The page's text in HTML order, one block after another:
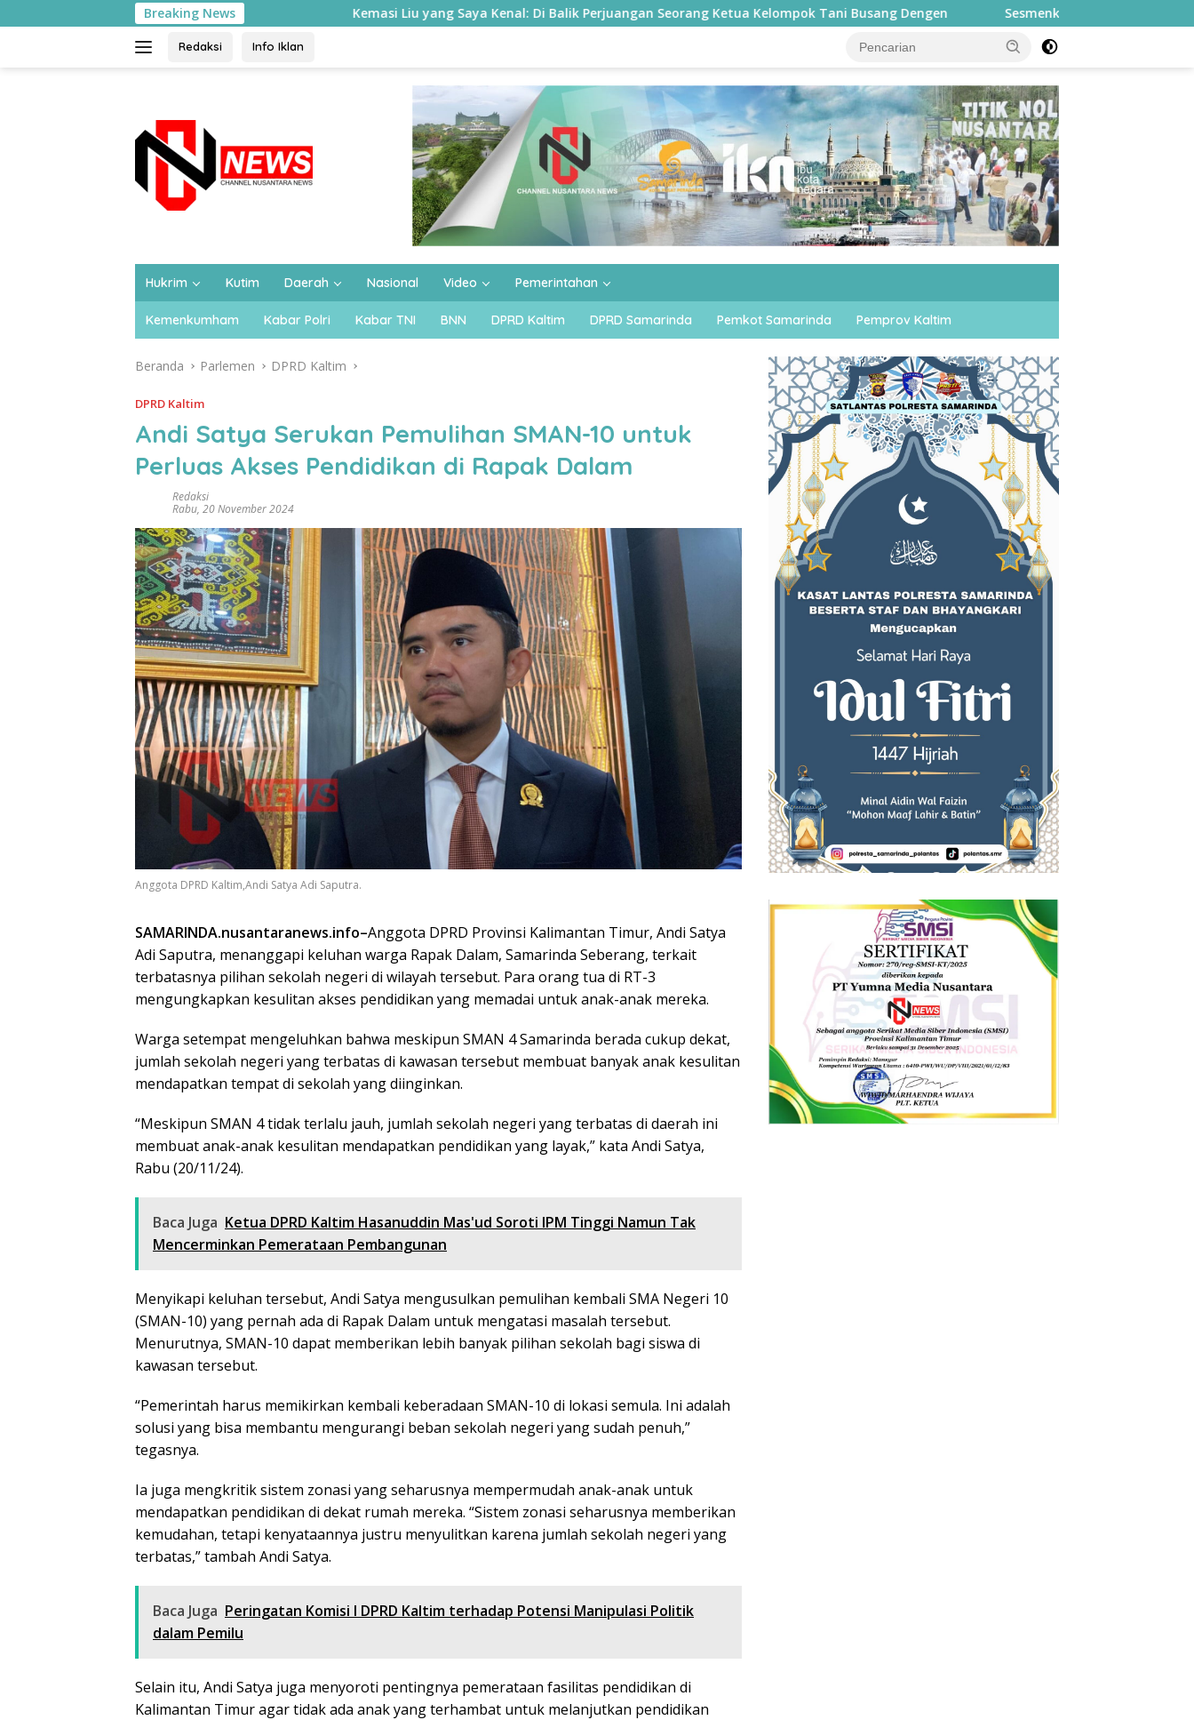
ke
Breaking NewsKemasi Liu yang Saya Kenal: Di Balik Perjuangan Seorang Ketua Kelompok Tani Busang Dengen Sesmenko Kumham Imipas Buka Porseni WBP di
Redaksi Info Iklan
Hukrim Kutim Daerah Nasional Video Pemerintahan
Kemenkumham Kabar Polri Kabar TNI BNN DPRD Kaltim DPRD Samarinda Pemkot Samarinda Pemprov Kaltim
Beranda Parlemen DPRD Kaltim
DPRD Kaltim
Andi Satya Serukan Pemulihan SMAN-10 untuk
Perluas Akses Pendidikan di Rapak Dalam
Redaksi
Rabu, 20 November 2024
Anggota DPRD Kaltim,Andi Satya Adi Saputra.
SAMARINDA.nusantaranews.info–Anggota DPRD Provinsi Kalimantan Timur, Andi Satya
Adi Saputra, menanggapi keluhan warga Rapak Dalam, Samarinda Seberang, terkait
terbatasnya pilihan sekolah negeri di wilayah tersebut. Para orang tua di RT-3
mengungkapkan kesulitan akses pendidikan yang memadai untuk anak-anak mereka.
Warga setempat mengeluhkan bahwa meskipun SMAN 4 Samarinda berada cukup dekat,
jumlah sekolah negeri yang terbatas di kawasan tersebut membuat banyak anak kesulitan
mendapatkan tempat di sekolah yang diinginkan.
“Meskipun SMAN 4 tidak terlalu jauh, jumlah sekolah negeri yang terbatas di daerah ini
membuat anak-anak kesulitan mendapatkan pendidikan yang layak,” kata Andi Satya,
Rabu (20/11/24).
Baca Juga Ketua DPRD Kaltim Hasanuddin Mas'ud Soroti IPM Tinggi Namun Tak
Mencerminkan Pemerataan Pembangunan
Menyikapi keluhan tersebut, Andi Satya mengusulkan pemulihan kembali SMA Negeri 10
(SMAN-10) yang pernah ada di Rapak Dalam untuk mengatasi masalah tersebut.
Menurutnya, SMAN-10 dapat memberikan lebih banyak pilihan sekolah bagi siswa di
kawasan tersebut.
“Pemerintah harus memikirkan kembali keberadaan SMAN-10 di lokasi semula. Ini adalah
solusi yang bisa membantu mengurangi beban sekolah negeri yang sudah penuh,”
tegasnya.
Ia juga mengkritik sistem zonasi yang seharusnya mempermudah anak-anak untuk
mendapatkan pendidikan di dekat rumah mereka. “Sistem zonasi seharusnya memberikan
kemudahan, tetapi kenyataannya justru menyulitkan karena jumlah sekolah negeri yang
terbatas,” tambah Andi Satya.
Baca Juga Peringatan Komisi I DPRD Kaltim terhadap Potensi Manipulasi Politik
dalam Pemilu
Selain itu, Andi Satya juga menyoroti pentingnya pemerataan fasilitas pendidikan di
Kalimantan Timur agar tidak ada anak yang terhambat untuk melanjutkan pendidikan